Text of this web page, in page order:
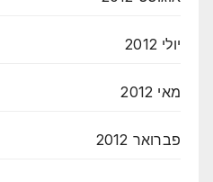
יולי 2012
מאי 2012
פברואר 2012